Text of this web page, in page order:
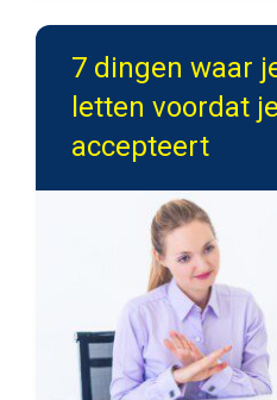
7 dingen waar
letten voordat
accepteert